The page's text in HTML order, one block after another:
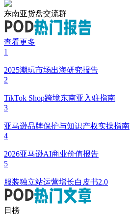
东南亚货盘交流群
查看更多
1
2025潮玩市场出海研究报告
2
TikTok Shop跨境东南亚入驻指南
3
亚马逊品牌保护与知识产权实操指南
4
2026亚马逊AI商业价值报告
5
服装独立站运营增长白皮书2.0
日榜